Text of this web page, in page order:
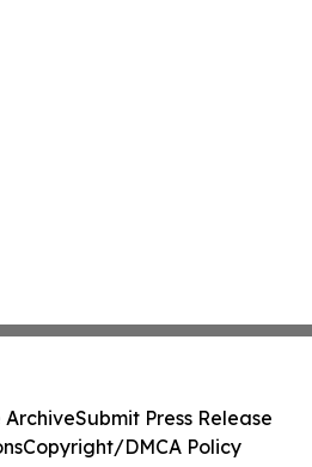
ArchiveSubmit Press Release
Copyright/DMCA Policy